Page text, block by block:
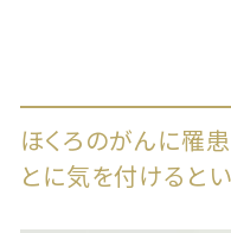
ほくろのがんに罹
とに気を付けると